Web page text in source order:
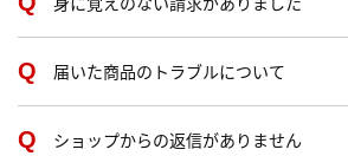
届いた商品のトラブルについて
ショップからの返信がありません